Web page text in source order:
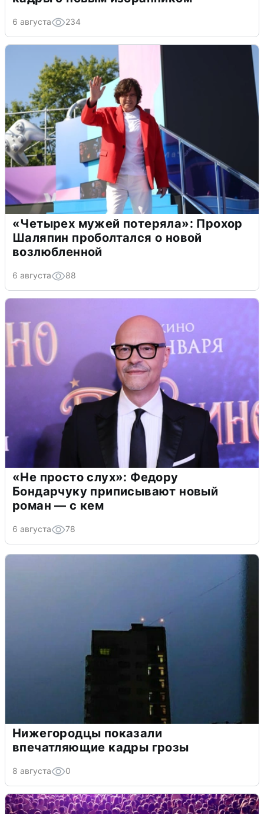
6 августа 234
«Четырех мужей потеряла»: Прохор
Шаляпин проболтался о новой
возлюбленной
6 августа 88
«Не просто слух»: Федору
Бондарчуку приписывают новый
роман — с кем
6 августа 78
Нижегородцы показали
впечатляющие кадры грозы
8 августа 0